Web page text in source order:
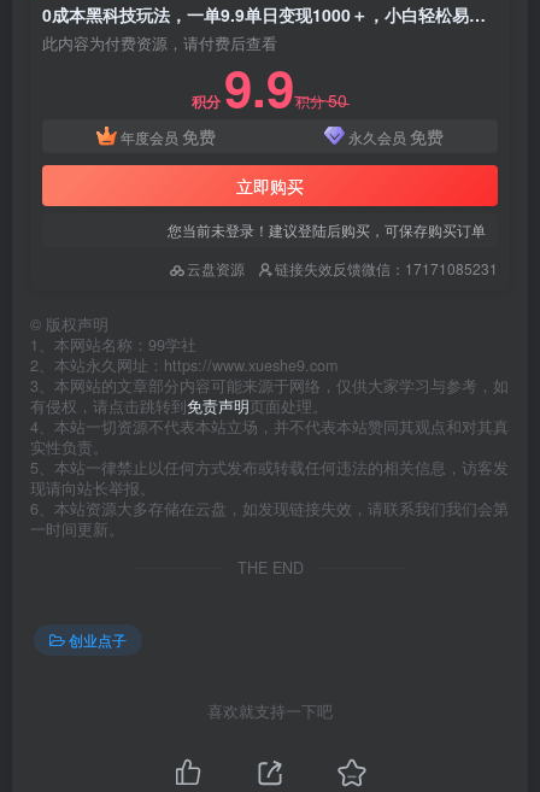
0成本黑科技玩法，一单9.9单日变现1000＋，小白轻松易上手
此内容为付费资源，请付费后查看
积分 9.9积分50
年度会员 免费 永久会员 免费
立即购买
您当前未登录！建议登陆后购买，可保存购买订单
云盘资源
链接失效反馈微信：17171085231
© 版权声明
1、本网站名称：99学社
2、本站永久网址：https://www.xueshe9.com
3、本网站的文章部分内容可能来源于网络，仅供大家学习与参考，如
有侵权，请点击跳转到免责声明页面处理。
4、本站一切资源不代表本站立场，并不代表本站赞同其观点和对其真
实性负责。
5、本站一律禁止以任何方式发布或转载任何违法的相关信息，访客发
现请向站长举报。
6、本站资源大多存储在云盘，如发现链接失效，请联系我们我们会第
一时间更新。
THE END
创业点子
喜欢就支持一下吧